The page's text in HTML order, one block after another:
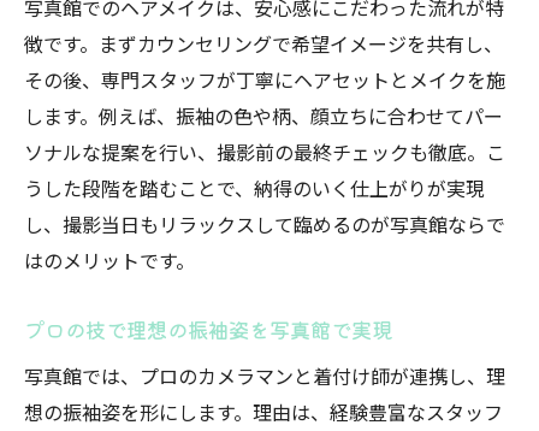
写真館でのヘアメイクは、安心感にこだわった流れが特
徴です。まずカウンセリングで希望イメージを共有し、
その後、専門スタッフが丁寧にヘアセットとメイクを施
します。例えば、振袖の色や柄、顔立ちに合わせてパー
ソナルな提案を行い、撮影前の最終チェックも徹底。こ
うした段階を踏むことで、納得のいく仕上がりが実現
し、撮影当日もリラックスして臨めるのが写真館ならで
はのメリットです。
プロの技で理想の振袖姿を写真館で実現
写真館では、プロのカメラマンと着付け師が連携し、理
想の振袖姿を形にします。理由は、経験豊富なスタッフ